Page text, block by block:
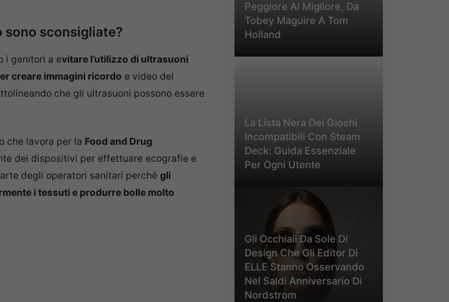
sono sconsigliate?
i genitori a evitare l’utilizzo di ultrasuoni
creare immagini ricordo e video del
che gli ultrasuoni possono essere
che lavora per la Food and Drug
dei dispositivi per effettuare ecografie e
degli operatori sanitari perché gli
i tessuti e produrre bolle molto
Peggiore Al Migliore, Da
Tobey Maguire A Tom
Holland
La Lista Nera Dei Giochi
Incompatibili Con Steam
Deck: Guida Essenziale
Per Ogni Utente
Gli Occhiali Da Sole Di
Design Che Gli Editor Di
ELLE Stanno Osservando
Nel Saldi Anniversario Di
Nordstrom